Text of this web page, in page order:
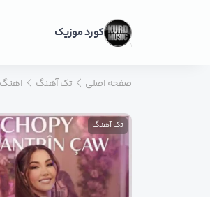
کورد موزیک
صفحه اصلی تک آهنگ اهنگ
تک آهنگ